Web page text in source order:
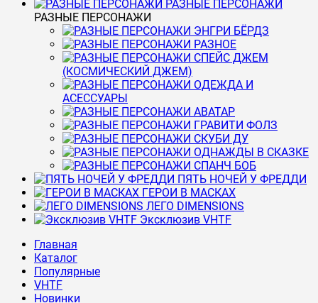
РАЗНЫЕ ПЕРСОНАЖИ
РАЗНЫЕ ПЕРСОНАЖИ
ЭНГРИ БЁРДЗ
РАЗНОЕ
СПЕЙС ДЖЕМ
(КОСМИЧЕСКИЙ ДЖЕМ)
ОДЕЖДА И
АСЕССУАРЫ
АВАТАР
ГРАВИТИ ФОЛЗ
СКУБИ ДУ
ОДНАЖДЫ В СКАЗКЕ
СПАНЧ БОБ
ПЯТЬ НОЧЕЙ У ФРЕДДИ
ГЕРОИ В МАСКАХ
ЛЕГО DIMENSIONS
Эксклюзив VHTF
Главная
Каталог
Популярные
VHTF
Новинки